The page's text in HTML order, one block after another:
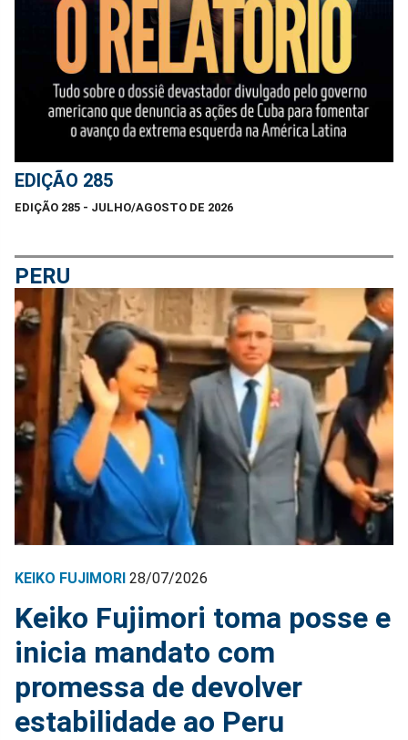
EDIÇÃO 285
EDIÇÃO 285 - JULHO/AGOSTO DE 2026
PERU
KEIKO FUJIMORI 28/07/2026
Keiko Fujimori toma posse e
inicia mandato com
promessa de devolver
estabilidade ao Peru